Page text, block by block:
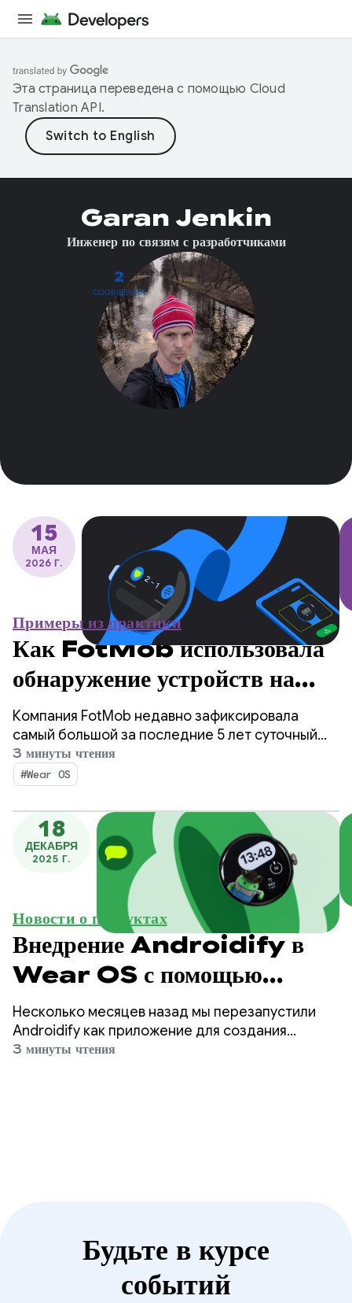
Эта страница переведена с помощью Cloud
Translation API.
2
СООБЩЕНИЯ
Garan Jenkin
Инженер по связям с разработчиками
15
МАЯ
2026 Г.
Примеры из практики
Как FotMob использовала
обнаружение устройств на
разных платформах для
достижения рекордного
уровня внедрения Wear OS
Компания FotMob недавно зафиксировала
самый большой за последние 5 лет суточный
прирост числа пользователей Wear OS среди
своих пользователей, в 2-3 раза превысивший
среднесуточный показатель. Секрет? Простой
процесс установки на разные устройства,
который позволяет пользователям находить
приложение Wear OS прямо со своего
телефона.
3 минуты чтения
#Wear OS
18
ДЕКАБРЯ
2025 Г.
Новости о продуктах
Внедрение Androidify в
Wear OS с помощью
функции Watch Face
Push
Несколько месяцев назад мы перезапустили
Androidify как приложение для создания
персонализированных ботов для Android.
3 минуты чтения
Будьте в курсе
событий